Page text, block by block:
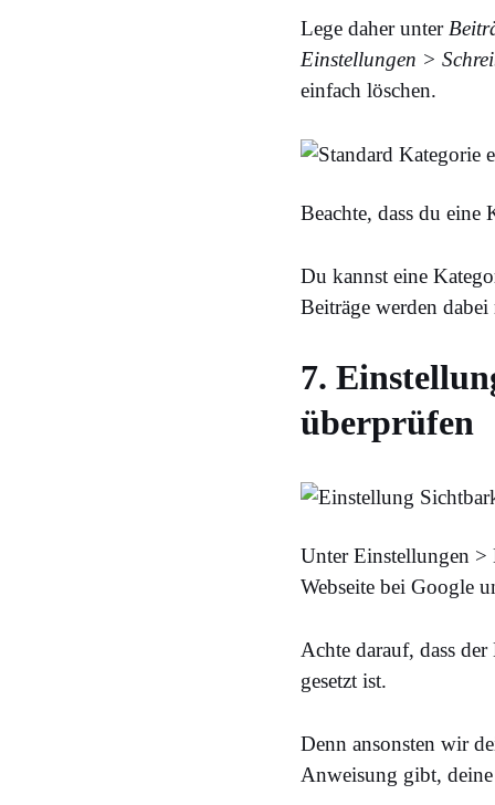
Lege daher unter
Einstellungen >
einfach löschen.
Beachte, dass du eine
Du kannst eine
Beiträge werden
7.
überprüfen
Unter Einstellungen >
Webseite bei Google
Achte darauf, dass
gesetzt ist.
Denn ansonsten wir
Anweisung gibt,